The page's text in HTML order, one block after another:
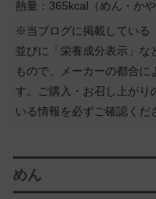
熱量：365kcal（めん・か
※当ブログに掲載している
並びに「栄養成分表示」な
もので、メーカーの都合に
す。ご購入・お召し上がり
いる情報を必ずご確認くだ
めん